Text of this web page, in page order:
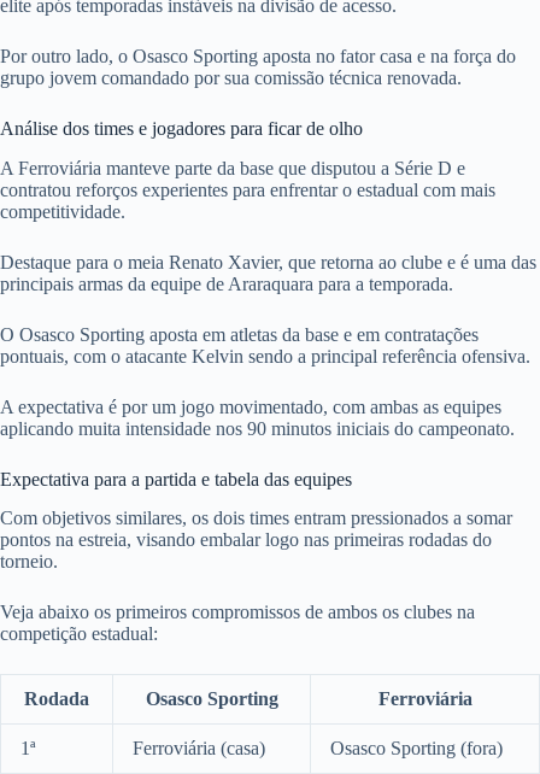
elite após temporadas instáveis na divisão de acesso.
Por outro lado, o Osasco Sporting aposta no fator casa e na força do
grupo jovem comandado por sua comissão técnica renovada.
Análise dos times e jogadores para ficar de olho
A Ferroviária manteve parte da base que disputou a Série D e
contratou reforços experientes para enfrentar o estadual com mais
competitividade.
Destaque para o meia Renato Xavier, que retorna ao clube e é uma das
principais armas da equipe de Araraquara para a temporada.
O Osasco Sporting aposta em atletas da base e em contratações
pontuais, com o atacante Kelvin sendo a principal referência ofensiva.
A expectativa é por um jogo movimentado, com ambas as equipes
aplicando muita intensidade nos 90 minutos iniciais do campeonato.
Expectativa para a partida e tabela das equipes
Com objetivos similares, os dois times entram pressionados a somar
pontos na estreia, visando embalar logo nas primeiras rodadas do
torneio.
Veja abaixo os primeiros compromissos de ambos os clubes na
competição estadual:
Rodada Osasco Sporting Ferroviária
1ª Ferroviária (casa) Osasco Sporting (fora)